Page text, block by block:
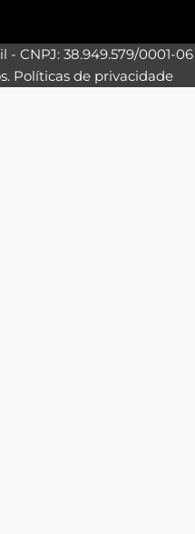
CNPJ: 38.949.579/0001-06
Políticas de privacidade